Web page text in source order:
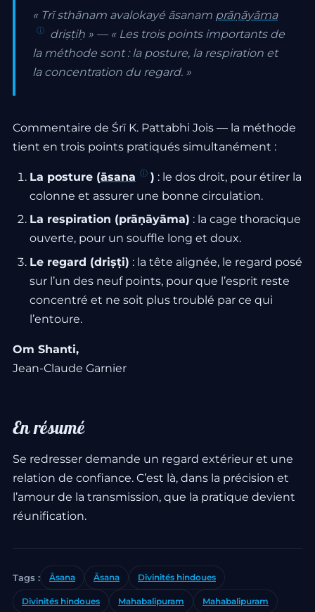
« Trī sthānam avalokayé āsanam prāṇāyāma
driṣṭiḥ » — « Les trois points importants de
la méthode sont : la posture, la respiration et
la concentration du regard. »
Commentaire de Śrī K. Pattabhi Jois — la méthode
tient en trois points pratiqués simultanément :
La posture (āsana ) : le dos droit, pour étirer la
colonne et assurer une bonne circulation.
La respiration (prāṇāyāma) : la cage thoracique
ouverte, pour un souffle long et doux.
Le regard (driṣṭi) : la tête alignée, le regard posé
sur l’un des neuf points, pour que l’esprit reste
concentré et ne soit plus troublé par ce qui
l’entoure.
Om Shanti,
Jean-Claude Garnier
En résumé
Se redresser demande un regard extérieur et une
relation de confiance. C’est là, dans la précision et
l’amour de la transmission, que la pratique devient
réunification.
Tags : Āsana Āsana Divinités hindoues
Divinités hindoues Mahabalipuram Mahabalipuram